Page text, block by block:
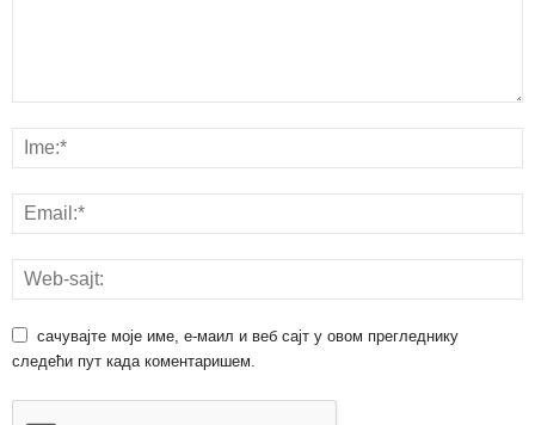
сачувајте моје име, е-маил и веб сајт у овом прегледнику
следећи пут када коментаришем.